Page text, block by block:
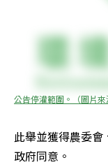
公告停灌範圍。（圖片來
此舉並獲得農委
政府同意。